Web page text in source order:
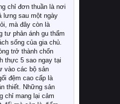
chỉ đơn thuần là nơi
lưng sau một ngày
mà đây còn là
tư phản ánh gu thẩm
sống của gia chủ.
trở thành chốn
thực 5 sao ngay tại
vào các bộ sản
đệm cao cấp là
thiết. Những sản
chỉ mang lại cảm